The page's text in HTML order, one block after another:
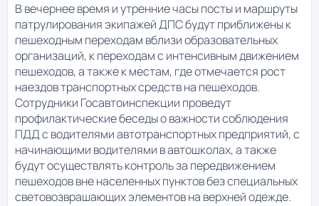
В вечернее время и утренние часы посты и маршруты
патрулирования экипажей ДПС будут приближены к
пешеходным переходам вблизи образовательных
организаций, к переходам с интенсивным движением
пешеходов, а также к местам, где отмечается рост
наездов транспортных средств на пешеходов.
Сотрудники Госавтоинспекции проведут
профилактические беседы о важности соблюдения
ПДД с водителями автотранспортных предприятий, с
начинающими водителями в автошколах, а также
будут осуществлять контроль за передвижением
пешеходов вне населенных пунктов без специальных
световозврашающих элементов на верхней одежде.